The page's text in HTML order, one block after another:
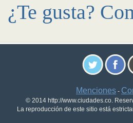
¿Te gusta?
Menciones -
© 2014 http://www.ciudades.co.
La reproducción de este sitio está